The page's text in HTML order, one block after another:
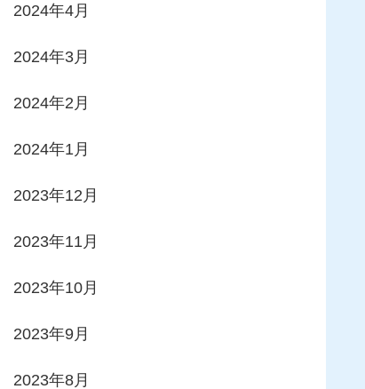
2024年4月
2024年3月
2024年2月
2024年1月
2023年12月
2023年11月
2023年10月
2023年9月
2023年8月